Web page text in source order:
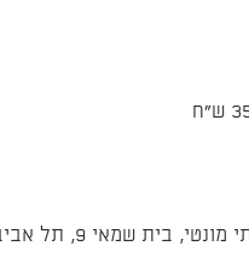
בית שמאי 9, תל אביב - יפו